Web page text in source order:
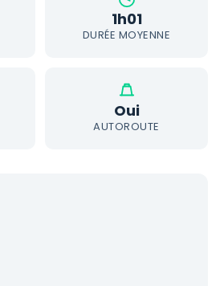
1h01
DURÉE MOYENNE
Oui
AUTOROUTE